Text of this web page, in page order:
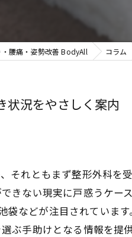
・腰痛・姿勢改善 BodyAll コラム
状況をやさしく案内
それともまず整形外科を
きない現実に戸惑うケー
などが注目されていま
ぶ手助けとなる情報を提